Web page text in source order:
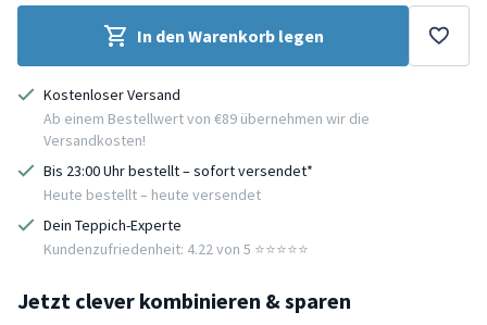
In den Warenkorb legen
Kostenloser Versand
Ab einem Bestellwert von €89 übernehmen wir die
Versandkosten!
Bis 23:00 Uhr bestellt – sofort versendet*
Heute bestellt – heute versendet
Dein Teppich-Experte
Kundenzufriedenheit: 4.22 von 5 ⭐️⭐️⭐️⭐️⭐️
Jetzt clever kombinieren & sparen